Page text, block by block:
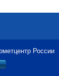
России